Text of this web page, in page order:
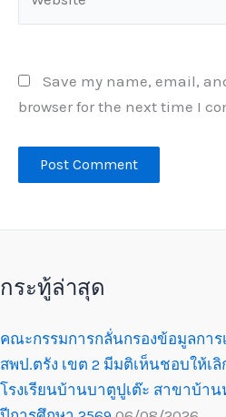
Save my name, email,
browser for the next time I
กระทู้ล่าสุด
คณะกรรมการกลั่นกรองข้อมูลกา
สพป.ตรัง เขต 2 มีมติเห็นชอบให้
โรงเรียนบ้านบาตูปูเต๊ะ สาขาบ้า